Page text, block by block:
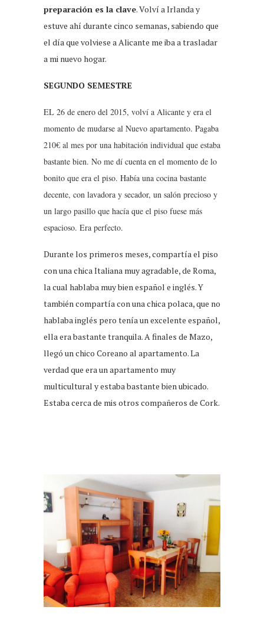
preparación es la clave. Volví a Irlanda y
estuve ahí durante cinco semanas, sabiendo que
el día que volviese a Alicante me iba a trasladar
a mi nuevo hogar.
SEGUNDO SEMESTRE
EL 26 de enero del 2015, volví a Alicante y era el
momento de mudarse al Nuevo apartamento. Pagaba
210€ al mes por una habitación individual que estaba
bastante bien. No me dí cuenta en el momento de lo
bonito que era el piso. Había una cocina bastante
decente, con lavadora y secador, un salón precioso y
un largo pasillo que hacía que el piso fuese más
espacioso. Era perfecto.
Durante los primeros meses, compartía el piso
con una chica Italiana muy agradable, de Roma,
la cual hablaba muy bien español e inglés. Y
también compartía con una chica polaca, que no
hablaba inglés pero tenía un excelente español,
ella era bastante tranquila. A finales de Mazo,
llegó un chico Coreano al apartamento. La
verdad que era un apartamento muy
multicultural y estaba bastante bien ubicado.
Estaba cerca de mis otros compañeros de Cork.